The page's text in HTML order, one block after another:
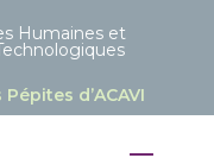
Humaines et
Pépites d’ACAVI